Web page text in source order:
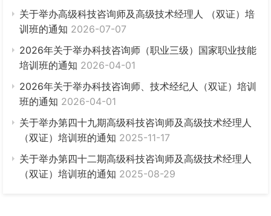
关于举办高级科技咨询师及高级技术经理人 （双证）培
训班的通知 2026-07-07
2026年关于举办科技咨询师（职业三级）国家职业技能
培训班的通知 2026-04-01
2026年关于举办科技咨询师、技术经纪人（双证）培训
班的通知 2026-04-01
关于举办第四十九期高级科技咨询师及高级技术经理人
（双证）培训班的通知 2025-11-17
关于举办第四十二期高级科技咨询师及高级技术经理人
（双证）培训班的通知 2025-08-29